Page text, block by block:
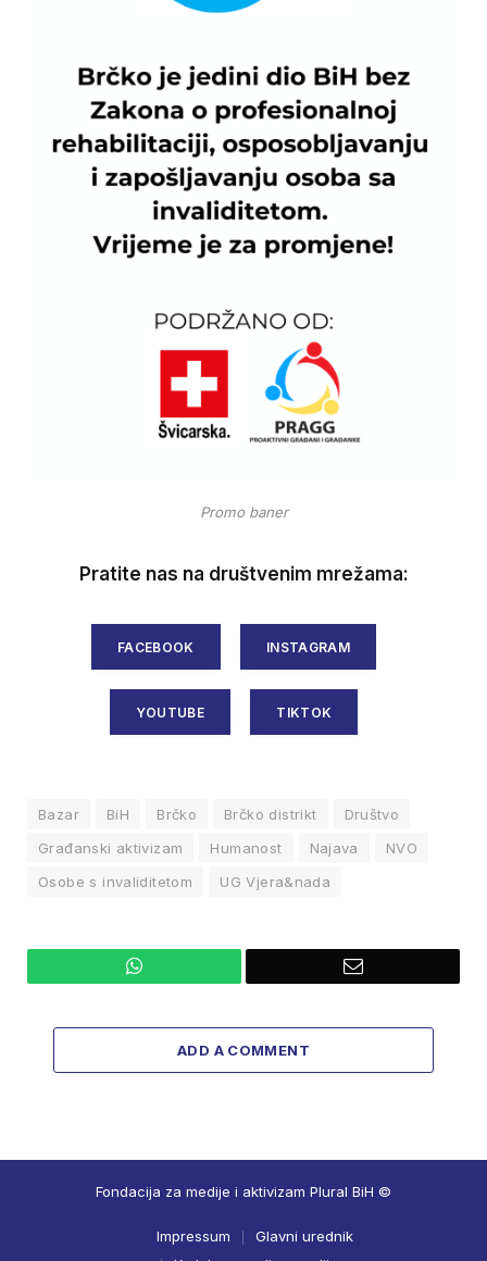
Promo baner
Pratite nas na društvenim mrežama:
FACEBOOK INSTAGRAM
YOUTUBE TIKTOK
Bazar BiH Brčko Brčko distrikt
Društvo
Građanski aktivizam
Humanost Najava
NVO
Osobe s invaliditetom
UG Vjera&nada
WhatsApp Email
ADD A COMMENT
Fondacija za medije i aktivizam Plural BiH ©
Impressum
Glavni urednik